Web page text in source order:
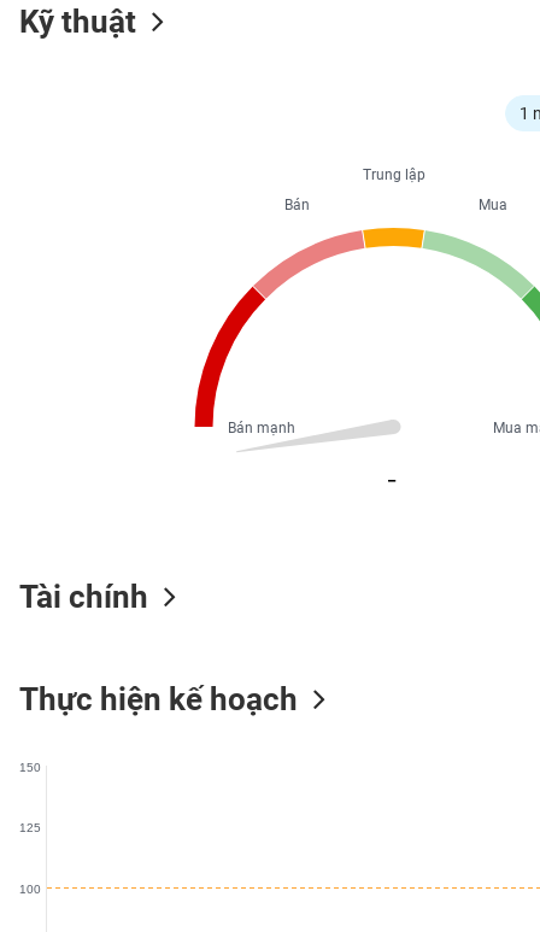
Kỹ thuật
1
Trung lập
Mua
Mua
Bán
Bán mạnh
Tài chính
Thực hiện kế hoạch
100
150
125
TƯ
DỮ
LIỆU
Ngành